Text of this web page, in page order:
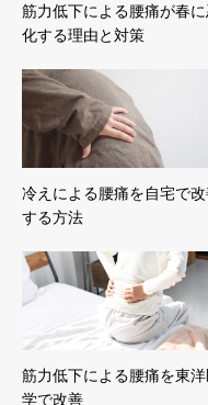
筋力低下による腰痛が春
化する理由と対策
冷えによる腰痛を自宅で
する方法
筋力低下による腰痛を東
学で改善